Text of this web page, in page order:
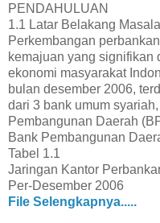
PENDAHULUAN
1.1 Latar Belakang
Perkembangan
kemajuan yang signifikan
ekonomi masyarakat
bulan desember 2006,
dari 3 bank umum
Pembangunan Daerah
Bank Pembangunan
Tabel 1.1
Jaringan Kantor
Per-Desember 2006
File Selengkapnya.....